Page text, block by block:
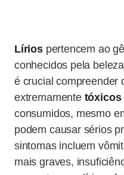
Líriospertencem ao
conhecidos pela
é crucial compreender
extremamente tóxicos
consumidos, mesmo
podem causar sérios
sintomas incluem
mais graves,